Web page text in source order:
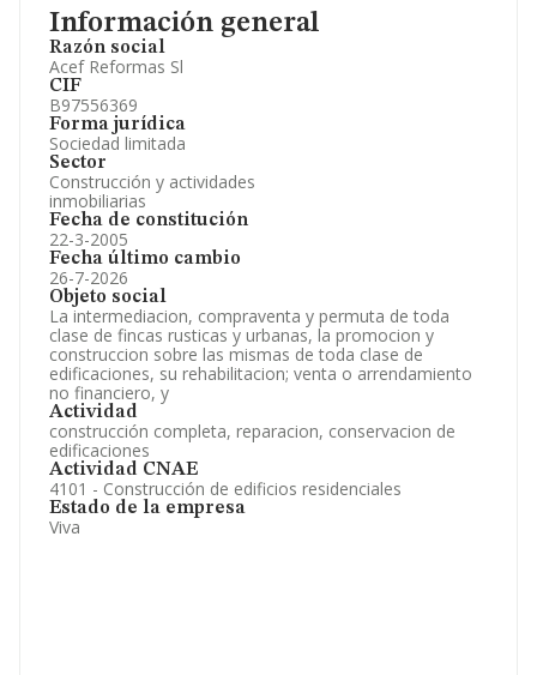
Información general
Razón social
Acef Reformas Sl
CIF
B97556369
Forma jurídica
Sociedad limitada
Sector
Construcción y actividades
inmobiliarias
Fecha de constitución
22-3-2005
Fecha último cambio
26-7-2026
Objeto social
La intermediacion, compraventa y permuta de toda
clase de fincas rusticas y urbanas, la promocion y
construccion sobre las mismas de toda clase de
edificaciones, su rehabilitacion; venta o arrendamiento
no financiero, y
Actividad
construcción completa, reparacion, conservacion de
edificaciones
Actividad CNAE
4101 - Construcción de edificios residenciales
Estado de la empresa
Viva
Información oficial y registral complementaria.